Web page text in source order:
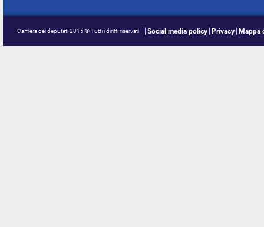
Camera dei deputati 2015 © Tutti i diritti riservati Social media policy Privacy Mappa